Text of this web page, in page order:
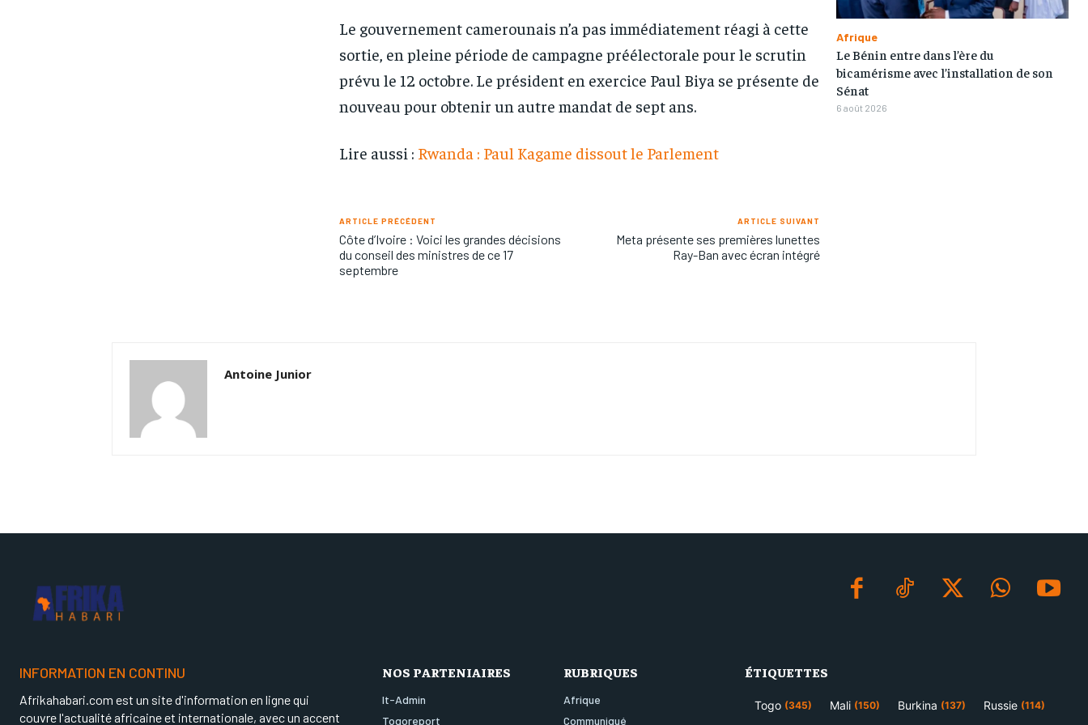
Le gouvernement camerounais n’a pas immédiatement réagi à cette
sortie, en pleine période de campagne préélectorale pour le scrutin
prévu le 12 octobre. Le président en exercice Paul Biya se présente de
nouveau pour obtenir un autre mandat de sept ans.
Lire aussi : Rwanda : Paul Kagame dissout le Parlement
ARTICLE PRÉCÉDENT
Côte d’Ivoire : Voici les grandes décisions
du conseil des ministres de ce 17
septembre
ARTICLE SUIVANT
Meta présente ses premières lunettes
Ray-Ban avec écran intégré
Afrique
Le Bénin entre dans l’ère du
bicamérisme avec l’installation de son
Sénat
6 août 2026
Antoine Junior
INFORMATION EN CONTINU
Afrikahabari.com est un site d'information en ligne qui
couvre l'actualité africaine et internationale, avec un accent
NOS PARTENIAIRES
It-Admin
Togoreport
RUBRIQUES
Afrique
Communiqué
ÉTIQUETTES
Togo (345) Mali (150) Burkina (137) Russie (114)